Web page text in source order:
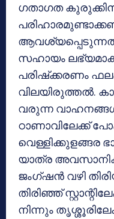
ഗതാഗത
ആവശ്യപ്പെടുന്നത്.
സഹായം
പരിഷ്‌ക്കരണം
വിലയിരുത്തല്‍.
വരുന്ന
ഠാണാവിലേക്ക്
വെള്ളിക്കുളങ്ങര
യാത്ര
ജംഗ്ഷന്‍ വഴി
തിരിഞ്ഞ്
നിന്നും